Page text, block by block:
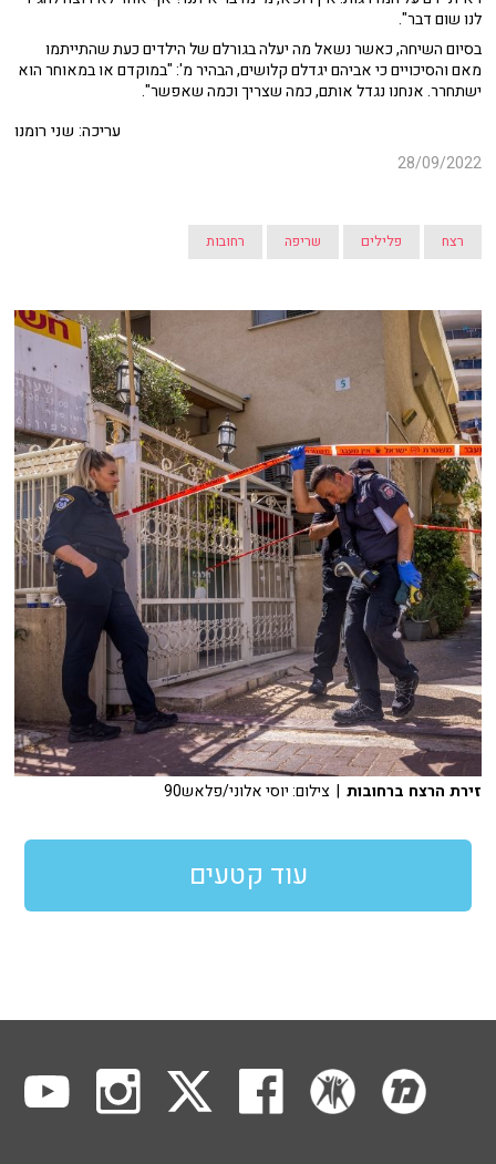
לנו שום דבר".
בסיום השיחה, כאשר נשאל מה יעלה בגורלם של הילדים כעת שהתייתמו
מאם והסיכויים כי אביהם יגדלם קלושים, הבהיר מ': "במוקדם או במאוחר הוא
ישתחרר. אנחנו נגדל אותם, כמה שצריך וכמה שאפשר".
עריכה: שני רומנו
28/09/2022
רצח פלילים שריפה רחובות
זירת הרצח ברחובות | צילום: יוסי אלוני/פלאש90
עוד קטעים